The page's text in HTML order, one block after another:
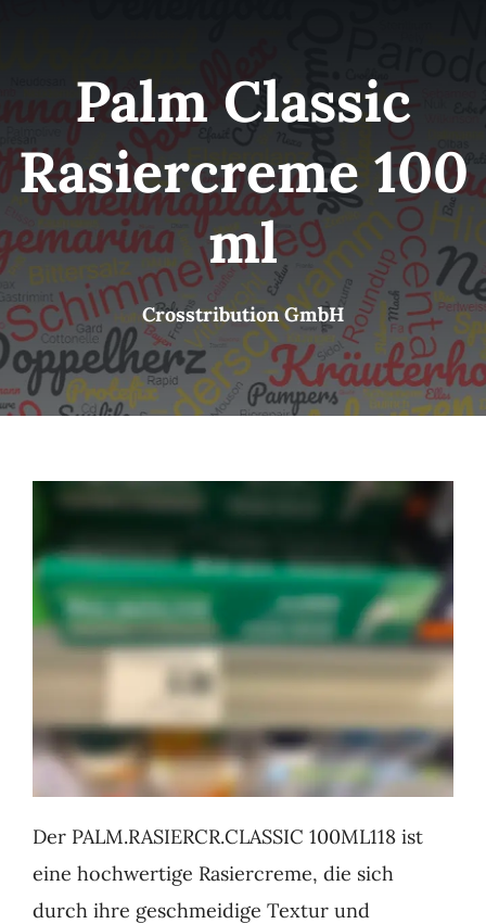
Brands
B2B-Shop
Kontakt
Palm Classic
Rasiercreme 100
ml
Crosstribution GmbH
Der PALM.RASIERCR.CLASSIC 100ML118 ist
eine hochwertige Rasiercreme, die sich
durch ihre geschmeidige Textur und